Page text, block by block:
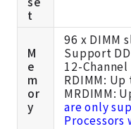
t
M
e
m
or
y
96 x DIMM
Support
12-
RDIMM: Up
MRDIMM:
are only
Processors